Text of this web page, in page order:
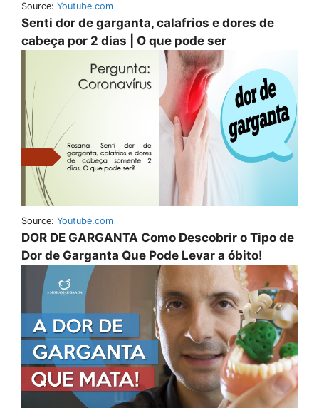
Source: Youtube.com
Senti dor de garganta, calafrios e dores de
cabeça por 2 dias | O que pode ser
Source: Youtube.com
DOR DE GARGANTA Como Descobrir o Tipo de
Dor de Garganta Que Pode Levar a óbito!